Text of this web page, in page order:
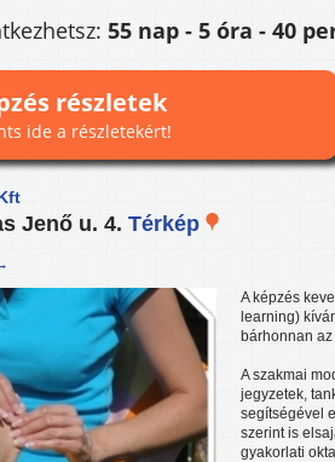
55 nap - 5 óra - 40
részletek
ide a részletekért!
Jenő u. 4. Térkép
A képzés
learning)
bárhonnan
A szakmai
jegyzetek,
segítségével
szerint is
gyakorlati